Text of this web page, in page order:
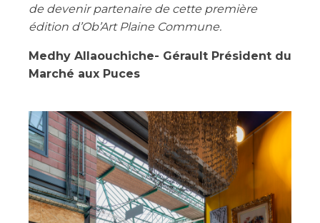
de devenir partenaire de cette première
édition d’Ob’Art Plaine Commune.
Medhy Allaouchiche- Gérault Président du
Marché aux Puces